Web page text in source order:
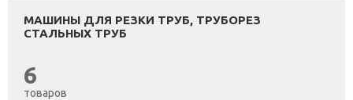
МАШИНЫ ДЛЯ РЕЗКИ ТРУБ, ТРУБОРЕЗ
СТАЛЬНЫХ ТРУБ
6
товаров